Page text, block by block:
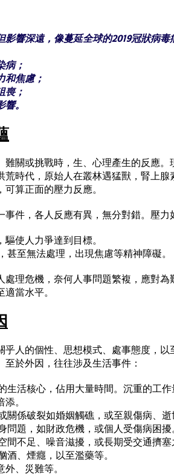
影響深遠，像蔓延全球的2019冠狀病
病；
和焦慮；
喪；
。
難關或挑戰時，生、心理產生的反應
荒時代，原始人在叢林遇猛獸，腎上
算正面的壓力反應。
件，各人反應有異，無分對錯。壓力
使人力爭達到目標。
甚至無法處理，出現焦慮等精神障礙。
處理危機，奈何人事問題繁複，應對
當水平。
乎人的個性、思想模式、處事態度，
於外因，往往涉及生活事件：
生活核心，佔用大量時間。沉重的工
。
關係破裂如婚姻觸礁，或至親傷病、逝
問題，如財政危機，或個人受傷病困擾
間不足、噪音滋擾，或長期受交通擠塞
酒、煙癮，以至濫藥等。
、災難等。